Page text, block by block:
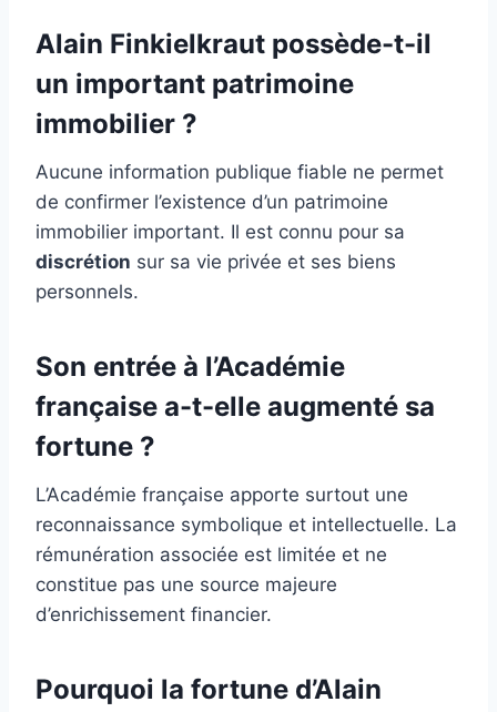
Alain Finkielkraut possède-t-il
un important patrimoine
immobilier ?
Aucune information publique fiable ne permet
de confirmer l’existence d’un patrimoine
immobilier important. Il est connu pour sa
discrétion sur sa vie privée et ses biens
personnels.
Son entrée à l’Académie
française a-t-elle augmenté sa
fortune ?
L’Académie française apporte surtout une
reconnaissance symbolique et intellectuelle. La
rémunération associée est limitée et ne
constitue pas une source majeure
d’enrichissement financier.
Pourquoi la fortune d’Alain